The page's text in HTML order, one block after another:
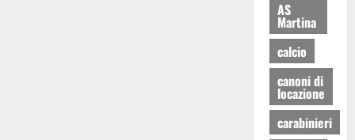
AS
Martina
calcio
canoni di
locazione
carabinieri